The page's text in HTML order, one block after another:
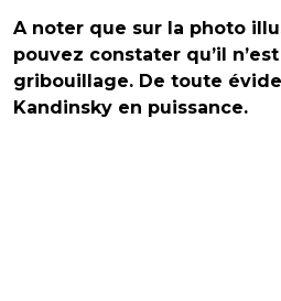
A noter que sur la photo
pouvez constater qu’il
gribouillage. De toute
Kandinsky en puissance.